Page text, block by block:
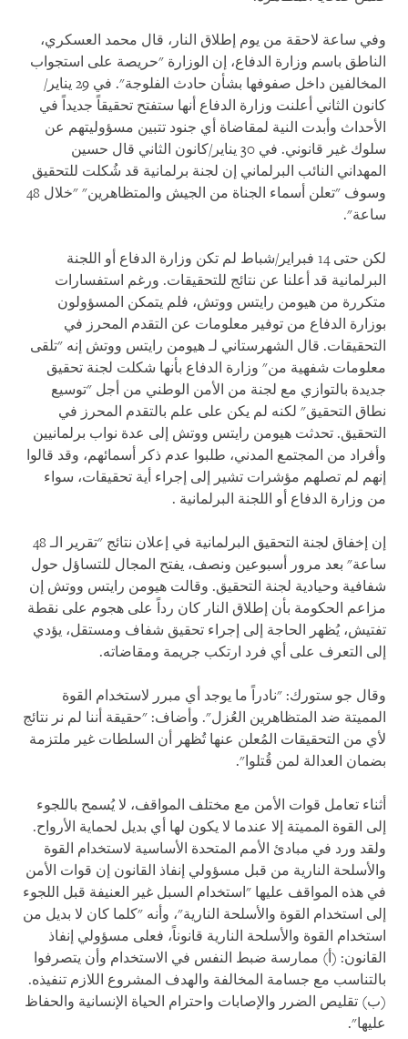
وفي ساعة لاحقة من يوم إطلاق النار، قال محمد العسكري،
الناطق باسم وزارة الدفاع، إن الوزارة "حريصة على استجواب
المخالفين داخل صفوفها بشأن حادث الفلوجة". في 29 يناير/
كانون الثاني أعلنت وزارة الدفاع أنها ستفتح تحقيقاً جديداً في
الأحداث وأبدت النية لمقاضاة أي جنود تتبين مسؤوليتهم عن
سلوك غير قانوني. في 30 يناير/كانون الثاني قال حسين
المهداني النائب البرلماني إن لجنة برلمانية قد شُكلت للتحقيق
وسوف "تعلن أسماء الجناة من الجيش والمتظاهرين" "خلال 48
ساعة".
لكن حتى 14 فبراير/شباط لم تكن وزارة الدفاع أو اللجنة
البرلمانية قد أعلنا عن نتائج للتحقيقات. ورغم استفسارات
متكررة من هيومن رايتس ووتش، فلم يتمكن المسؤولون
بوزارة الدفاع من توفير معلومات عن التقدم المحرز في
التحقيقات. قال الشهرستاني لـ هيومن رايتس ووتش إنه "تلقى
معلومات شفهية من" وزارة الدفاع بأنها شكلت لجنة تحقيق
جديدة بالتوازي مع لجنة من الأمن الوطني من أجل "توسيع
نطاق التحقيق" لكنه لم يكن على علم بالتقدم المحرز في
التحقيق. تحدثت هيومن رايتس ووتش إلى عدة نواب برلمانيين
وأفراد من المجتمع المدني، طلبوا عدم ذكر أسمائهم، وقد قالوا
إنهم لم تصلهم مؤشرات تشير إلى إجراء أية تحقيقات، سواء
من وزارة الدفاع أو اللجنة البرلمانية .
إن إخفاق لجنة التحقيق البرلمانية في إعلان نتائج "تقرير الـ 48
ساعة" بعد مرور أسبوعين ونصف، يفتح المجال للتساؤل حول
شفافية وحيادية لجنة التحقيق. وقالت هيومن رايتس ووتش إن
مزاعم الحكومة بأن إطلاق النار كان رداً على هجوم على نقطة
تفتيش، يُظهر الحاجة إلى إجراء تحقيق شفاف ومستقل، يؤدي
إلى التعرف على أي فرد ارتكب جريمة ومقاضاته.
وقال جو ستورك: "نادراً ما يوجد أي مبرر لاستخدام القوة
المميتة ضد المتظاهرين العُزل". وأضاف: "حقيقة أننا لم نر نتائج
لأي من التحقيقات المُعلن عنها تُظهر أن السلطات غير ملتزمة
بضمان العدالة لمن قُتلوا".
أثناء تعامل قوات الأمن مع مختلف المواقف، لا يُسمح باللجوء
إلى القوة المميتة إلا عندما لا يكون لها أي بديل لحماية الأرواح.
ولقد ورد في مبادئ الأمم المتحدة الأساسية لاستخدام القوة
والأسلحة النارية من قبل مسؤولي إنفاذ القانون إن قوات الأمن
في هذه المواقف عليها "استخدام السبل غير العنيفة قبل اللجوء
إلى استخدام القوة والأسلحة النارية"، وأنه "كلما كان لا بديل من
استخدام القوة والأسلحة النارية قانوناً، فعلى مسؤولي إنفاذ
القانون: (أ) ممارسة ضبط النفس في الاستخدام وأن يتصرفوا
بالتناسب مع جسامة المخالفة والهدف المشروع اللازم تنفيذه.
(ب) تقليص الضرر والإصابات واحترام الحياة الإنسانية والحفاظ
عليها".